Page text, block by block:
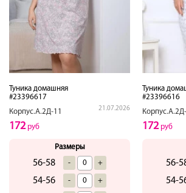
Туника домашняя
#23396617
Корпус.А.2Д-11
21.07.2026
172руб
Размеры
56-58 - +
54-56 - +
Туника
#23396616
172руб
56-
54-